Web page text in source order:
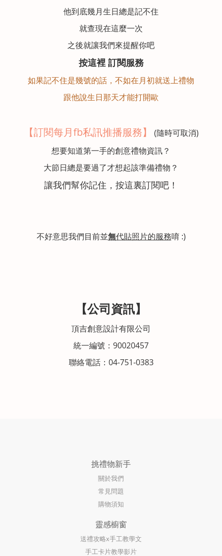
他到底幾月生日總是記不住
就查現在這麼一次
之後就讓我們來提醒你吧
按這裡 訂閱服務
如果記不住是幾號的話，不如在月初就送上禮物
跟他說生日那天才能打開歐
【訂閱每月fb私訊推播服務】
(隨時可取消)
想要知道第一手的創意禮物資訊？
大節日總是要過了才想起該準備禮物？
讓我們幫你記住， 按這裏訂閱吧！
不好意思我們目前並無代貼照片的服務唷 :)
【公司資訊】
頂吉創意設計有限公司
統一編號：90020457
聯絡電話：04-751-0383
挑禮物新手
關於我們
常見問題
購物須知
靈感櫥窗
送禮攻略x手工教學文
手工卡片教學影片